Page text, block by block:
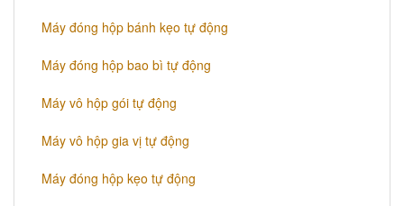
Máy đóng hộp bánh kẹo tự động
Máy đóng hộp bao bì tự động
Máy vô hộp gói tự động
Máy vô hộp gia vị tự động
Máy đóng hộp kẹo tự động